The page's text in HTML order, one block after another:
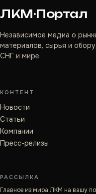
ЛКМ·Портал
Независимое медиа о
материалов, сырья и
СНГ и мире.
КОНТЕНТ
Новости
Статьи
Компании
Пресс-релизы
РАССЫЛКА
Главное из мира ЛКМ на вашу